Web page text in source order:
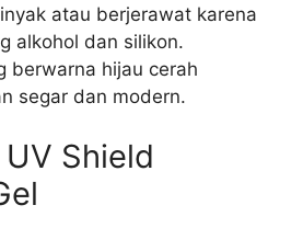
atau berjerawat karena
alkohol dan silikon.
berwarna hijau cerah
segar dan modern.
Shield